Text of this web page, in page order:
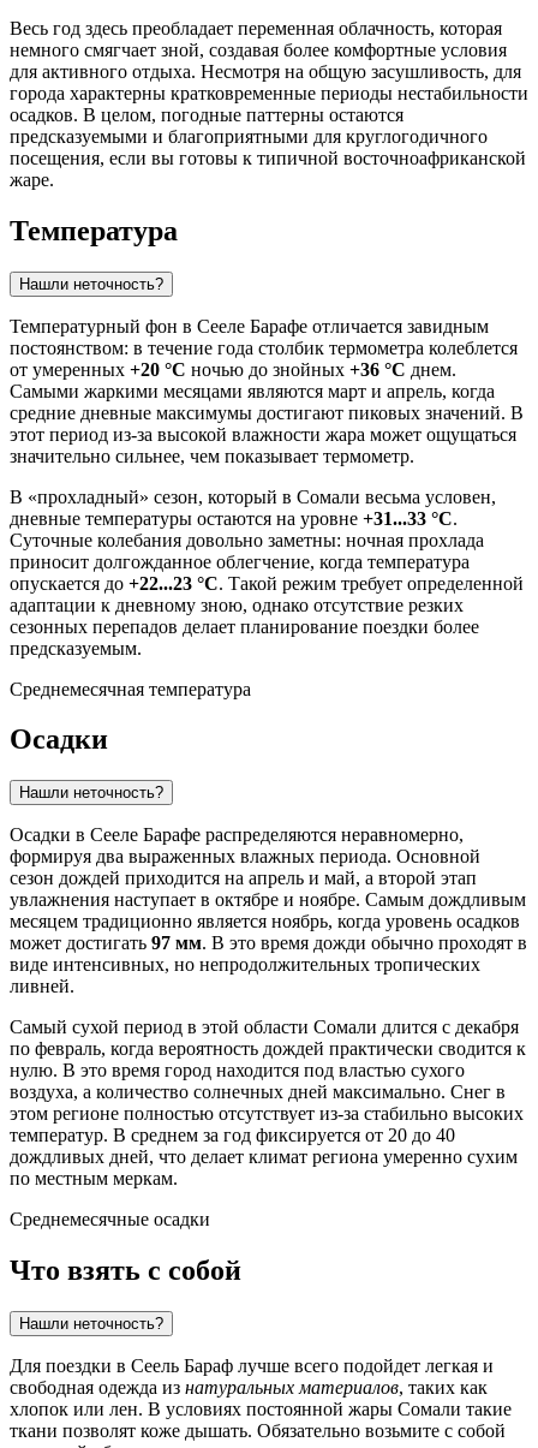
Весь год здесь преобладает переменная облачность, которая
немного смягчает зной, создавая более комфортные условия
для активного отдыха. Несмотря на общую засушливость, для
города характерны кратковременные периоды нестабильности
осадков. В целом, погодные паттерны остаются
предсказуемыми и благоприятными для круглогодичного
посещения, если вы готовы к типичной восточноафриканской
жаре.
Температура
Нашли неточность?
Температурный фон в Сееле Барафе отличается завидным
постоянством: в течение года столбик термометра колеблется
от умеренных +20 °C ночью до знойных +36 °C днем.
Самыми жаркими месяцами являются март и апрель, когда
средние дневные максимумы достигают пиковых значений. В
этот период из-за высокой влажности жара может ощущаться
значительно сильнее, чем показывает термометр.
В «прохладный» сезон, который в Сомали весьма условен,
дневные температуры остаются на уровне +31...33 °C.
Суточные колебания довольно заметны: ночная прохлада
приносит долгожданное облегчение, когда температура
опускается до +22...23 °C. Такой режим требует определенной
адаптации к дневному зною, однако отсутствие резких
сезонных перепадов делает планирование поездки более
предсказуемым.
Среднемесячная температура
Осадки
Нашли неточность?
Осадки в Сееле Барафе распределяются неравномерно,
формируя два выраженных влажных периода. Основной
сезон дождей приходится на апрель и май, а второй этап
увлажнения наступает в октябре и ноябре. Самым дождливым
месяцем традиционно является ноябрь, когда уровень осадков
может достигать 97 мм. В это время дожди обычно проходят в
виде интенсивных, но непродолжительных тропических
ливней.
Самый сухой период в этой области Сомали длится с декабря
по февраль, когда вероятность дождей практически сводится к
нулю. В это время город находится под властью сухого
воздуха, а количество солнечных дней максимально. Снег в
этом регионе полностью отсутствует из-за стабильно высоких
температур. В среднем за год фиксируется от 20 до 40
дождливых дней, что делает климат региона умеренно сухим
по местным меркам.
Среднемесячные осадки
Что взять с собой
Нашли неточность?
Для поездки в Сеель Бараф лучше всего подойдет легкая и
свободная одежда из натуральных материалов, таких как
хлопок или лен. В условиях постоянной жары Сомали такие
ткани позволят коже дышать. Обязательно возьмите с собой